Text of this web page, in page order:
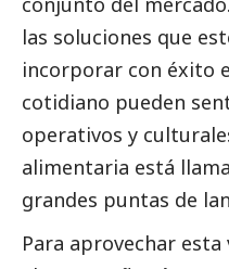
las soluciones que
incorporar con éxito
cotidiano pueden
operativos y
alimentaria está
grandes puntas de
Para aprovechar